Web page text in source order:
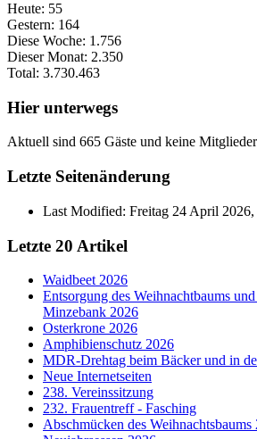
Heute: 55
Gestern: 164
Diese Woche: 1.756
Dieser Monat: 2.350
Total: 3.730.463
Hier unterwegs
Aktuell sind 665 Gäste und keine
Letzte Seitenänderung
Last Modified: Freitag 24 April 2026,
Letzte 20 Artikel
Waidbeet 2026
Entsorgung des Weihnachtbaums
Minzebank 2026
Osterkrone 2026
Amphibienschutz 2026
MDR-Drehtag beim Bäcker und in
Neue Internetseiten
238. Vereinssitzung
232. Frauentreff - Fasching
Abschmücken des Weihnachtsbaums